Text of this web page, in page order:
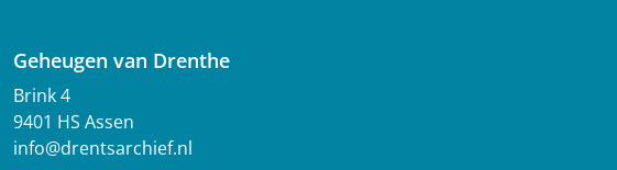
Geheugen van Drenthe
Brink 4
9401 HS Assen
info@drentsarchief.nl